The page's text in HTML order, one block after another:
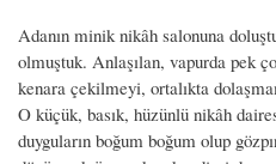
Adanın minik nikâh salonuna
olmuştuk. Anlaşılan, vapurda pek
kenara çekilmeyi, ortalıkta
O küçük, basık, hüzünlü nikâh
duyguların boğum boğum olup